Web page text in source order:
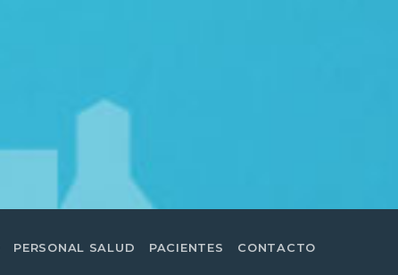
PERSONAL SALUD PACIENTES CONTACTO